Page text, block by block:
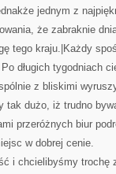
jednym z
że zabraknie
tego kraju.|Każdy
długich tygodniach
z bliskimi
tak dużo, iż trudno
przeróżnych biur
w dobrej cenie.
i chcielibyśmy trochę